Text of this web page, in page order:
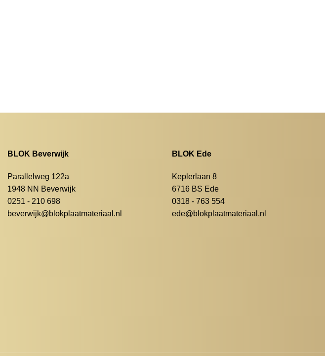
BLOK Beverwijk
Parallelweg 122a
1948 NN Beverwijk
0251 - 210 698
beverwijk@blokplaatmateriaal.nl
BLOK Ede
Keplerlaan 8
6716 BS Ede
0318 - 763 554
ede@blokplaatmateriaal.nl